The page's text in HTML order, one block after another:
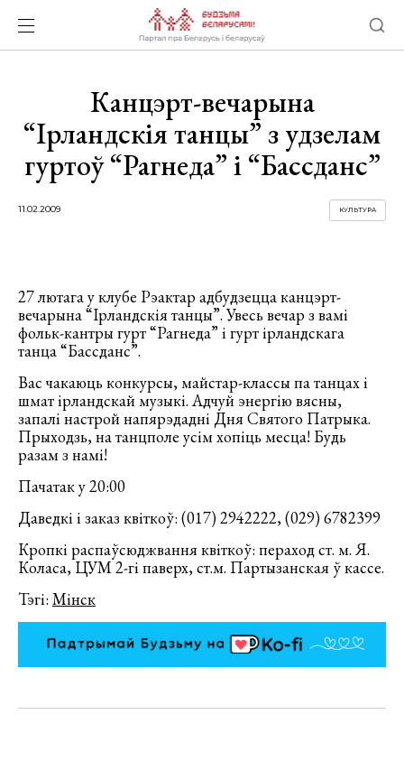
Канцэрт-вечарына
“Ірландскія танцы” з удзелам
гуртоў “Рагнеда” і “Бассданс”
11.02.2009 КУЛЬТУРА
27 лютага у клубе Рэактар адбудзецца канцэрт-
вечарына “Ірландскія танцы”. Увесь вечар з вамі
фольк-кантры гурт “Рагнеда” і гурт ірландскага
танца “Бассданс”.
Вас чакаюць конкурсы, майстар-классы па танцах і
шмат ірландскай музыкі. Адчуй энергію вясны,
запалі настрой напярэдадні Дня Святого Патрыка.
Прыходзь, на танцполе усім хопіць месца! Будь
разам з намі!
Пачатак у 20:00
Даведкі і заказ квіткоў: (017) 2942222, (029) 6782399
Кропкі распаўсюджвання квіткоў: пераход ст. м. Я.
Коласа, ЦУМ 2-гі паверх, ст.м. Партызанская ў кассе.
Тэгі: Мінск